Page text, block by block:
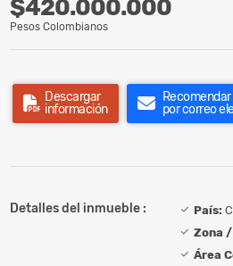
$420.000.000
Pesos Colombianos
Descargar
información
por correo
Detalles del inmueble : País:
Zona
Área